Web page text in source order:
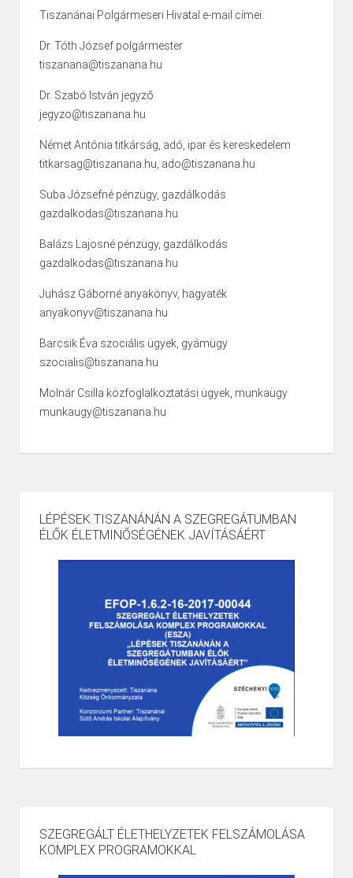
Tiszanánai Polgármeseri Hivatal e-mail címei:
Dr. Tóth József polgármester
tiszanana@tiszanana.hu
Dr. Szabó István jegyző
jegyzo@tiszanana.hu
Német Antónia titkárság, adó, ipar és kereskedelem
titkarsag@tiszanana.hu, ado@tiszanana.hu
Suba Józsefné pénzügy, gazdálkodás
gazdalkodas@tiszanana.hu
Balázs Lajosné pénzügy, gazdálkodás
gazdalkodas@tiszanana.hu
Juhász Gáborné anyakönyv, hagyaték
anyakonyv@tiszanana.hu
Barcsik Éva szociális ügyek, gyámügy
szocialis@tiszanana.hu
Molnár Csilla közfoglalkoztatási ügyek, munkaügy
munkaugy@tiszanana.hu
LÉPÉSEK TISZANÁNÁN A SZEGREGÁTUMBAN
ÉLŐK ÉLETMINŐSÉGÉNEK JAVÍTÁSÁÉRT
SZEGREGÁLT ÉLETHELYZETEK FELSZÁMOLÁSA
KOMPLEX PROGRAMOKKAL